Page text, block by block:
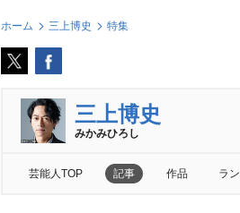
ホーム 三上博史 特集
三上博史
みかみひろし
芸能人TOP 記事 作品 ラ